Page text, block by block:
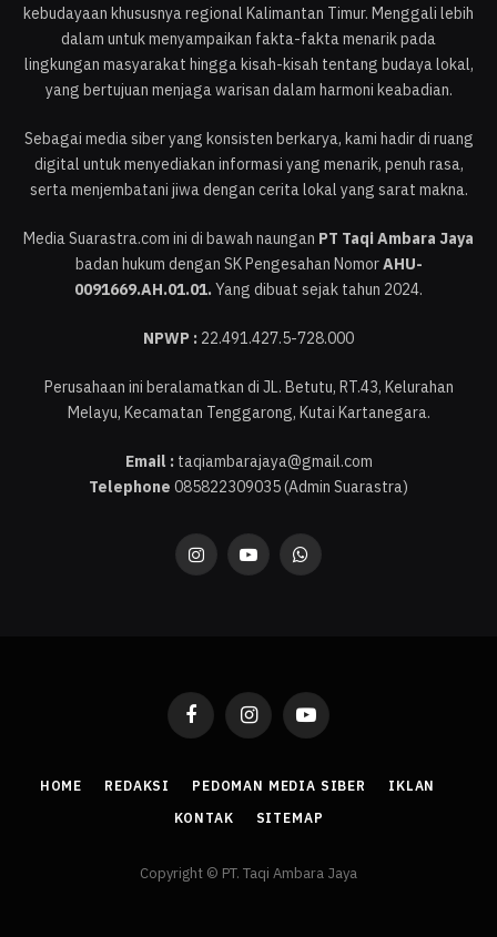
kebudayaan khususnya regional Kalimantan Timur. Menggali lebih
dalam untuk menyampaikan fakta-fakta menarik pada
lingkungan masyarakat hingga kisah-kisah tentang budaya lokal,
yang bertujuan menjaga warisan dalam harmoni keabadian.
Sebagai media siber yang konsisten berkarya, kami hadir di ruang
digital untuk menyediakan informasi yang menarik, penuh rasa,
serta menjembatani jiwa dengan cerita lokal yang sarat makna.
Media Suarastra.com ini di bawah naungan PT Taqi Ambara Jaya
badan hukum dengan SK Pengesahan NomorAHU-
0091669.AH.01.01.Yang dibuat sejak tahun 2024.
NPWP : 22.491.427.5-728.000
Perusahaan ini beralamatkan di JL. Betutu, RT.43, Kelurahan
Melayu, Kecamatan Tenggarong, Kutai Kartanegara.
Email :taqiambarajaya@gmail.com
Telephone 085822309035 (Admin Suarastra)
InstagramYouTubeWhatsApp
FacebookInstagramYouTube
HOME REDAKSI PEDOMAN MEDIA SIBER
IKLAN
KONTAK
SITEMAP
Copyright © PT. Taqi Ambara Jaya